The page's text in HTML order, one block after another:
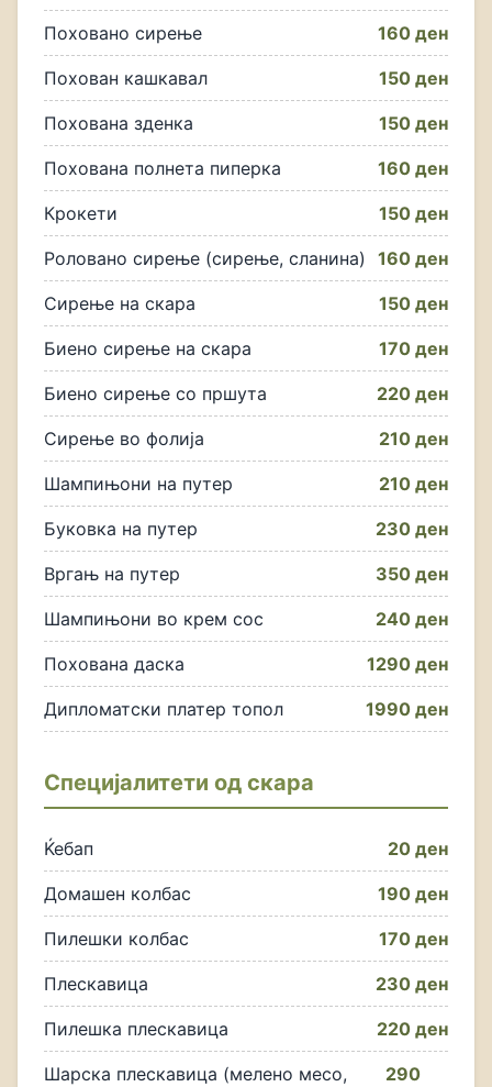
Поховано сирење 160 ден
Похован кашкавал 150 ден
Похована зденка 150 ден
Похована полнета пиперка 160 ден
Крокети 150 ден
Роловано сирење (сирење, сланина) 160 ден
Сирење на скара 150 ден
Биено сирење на скара 170 ден
Биено сирење со пршута 220 ден
Сирење во фолија 210 ден
Шампињони на путер 210 ден
Буковка на путер 230 ден
Вргањ на путер 350 ден
Шампињони во крем сос 240 ден
Похована даска 1290 ден
Дипломатски платер топол 1990 ден
Специјалитети од скара
Ќебап 20 ден
Домашен колбас 190 ден
Пилешки колбас 170 ден
Плескавица 230 ден
Пилешка плескавица 220 ден
Шарска плескавица (мелено месо,
290